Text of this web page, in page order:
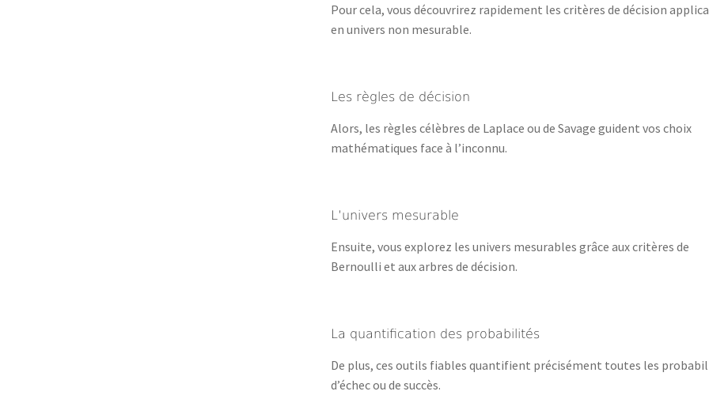
Pour cela, vous découvrirez rapidement les critères de décision
en univers non mesurable.
Les règles de décision
Alors, les règles célèbres de Laplace ou de Savage guident vos choix
mathématiques face à l’inconnu.
L’univers mesurable
Ensuite, vous explorez les univers mesurables grâce aux critères de
Bernoulli et aux arbres de décision.
La quantification des probabilités
De plus, ces outils fiables quantifient précisément toutes les
d’échec ou de succès.